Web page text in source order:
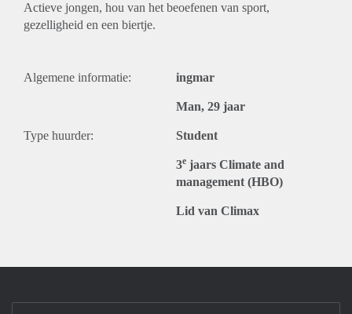
Actieve jongen, hou van het beoefenen van sport,
gezelligheid en een biertje.
Algemene informatie: ingmar
Man, 29 jaar
Type huurder: Student
3e jaars Climate and
management (HBO)
Lid van Climax